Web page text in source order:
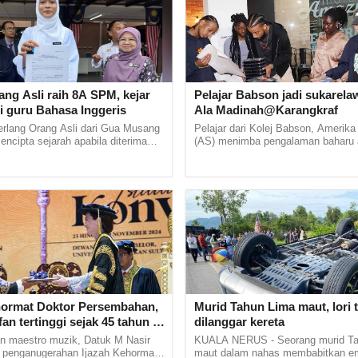
Lawatan Murid Sekolah bawah KPM Mulai
2023 sebagai panduan pihak sekolah yang ingin
lawatan ke tempat-tempat...
Asli raih 8A SPM, kejar
guru Bahasa Inggeris
Orang Asli dari Gua Musang
sejarah apabila diterima
Doktor Persembahan,
tertinggi sejak 45 tahun -
maestro muzik, Datuk M Nasir
Ijazah Kehormat
Pelajar Babson jadi
Ala Madinah@Karangkraf
Pelajar dari Kolej Babson,
(AS) menimba pengalaman baharu
Murid Tahun Lima maut, lori
dilanggar kereta
KUALA NERUS - Seorang murid
maut dalam nahas membabitkan